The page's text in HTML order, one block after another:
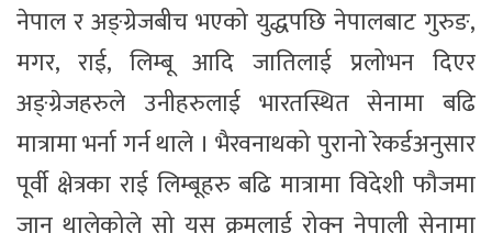
नेपाल र अङ्ग्रेजबीच भएको युद्धपछि नेपालबाट गुरुङ,
मगर, राई, लिम्बू आदि जातिलाई प्रलोभन दिएर
अङ्ग्रेजहरुले उनीहरुलाई भारतस्थित सेनामा बढि
मात्रामा भर्ना गर्न थाले । भैरवनाथको पुरानो रेकर्डअनुसार
पूर्वी क्षेत्रका राई लिम्बूहरु बढि मात्रामा विदेशी फौजमा